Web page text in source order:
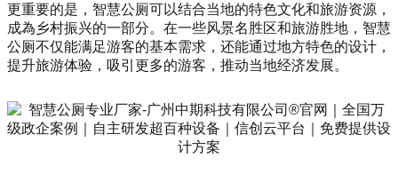
更重要的是，智慧公厕可以结合当地的特色文化和旅游资源，
成為乡村振兴的一部分。在一些风景名胜区和旅游胜地，智慧
公厕不仅能满足游客的基本需求，还能通过地方特色的设计，
提升旅游体验，吸引更多的游客，推动当地经济发展。